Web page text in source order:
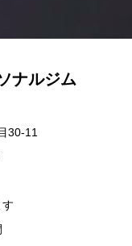
ナルジム
30-11